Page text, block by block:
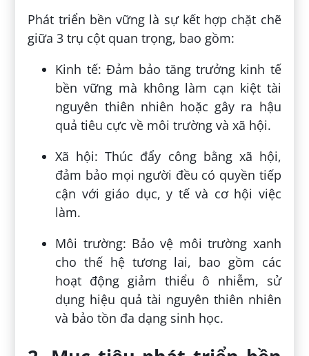
Phát triển bền vững là sự kết hợp chặt chẽ
giữa 3 trụ cột quan trọng, bao gồm:
Kinh tế: Đảm bảo tăng trưởng kinh tế
bền vững mà không làm cạn kiệt tài
nguyên thiên nhiên hoặc gây ra hậu
quả tiêu cực về môi trường và xã hội.
Xã hội: Thúc đẩy công bằng xã hội,
đảm bảo mọi người đều có quyền tiếp
cận với giáo dục, y tế và cơ hội việc
làm.
Môi trường: Bảo vệ môi trường xanh
cho thế hệ tương lai, bao gồm các
hoạt động giảm thiểu ô nhiễm, sử
dụng hiệu quả tài nguyên thiên nhiên
và bảo tồn đa dạng sinh học.